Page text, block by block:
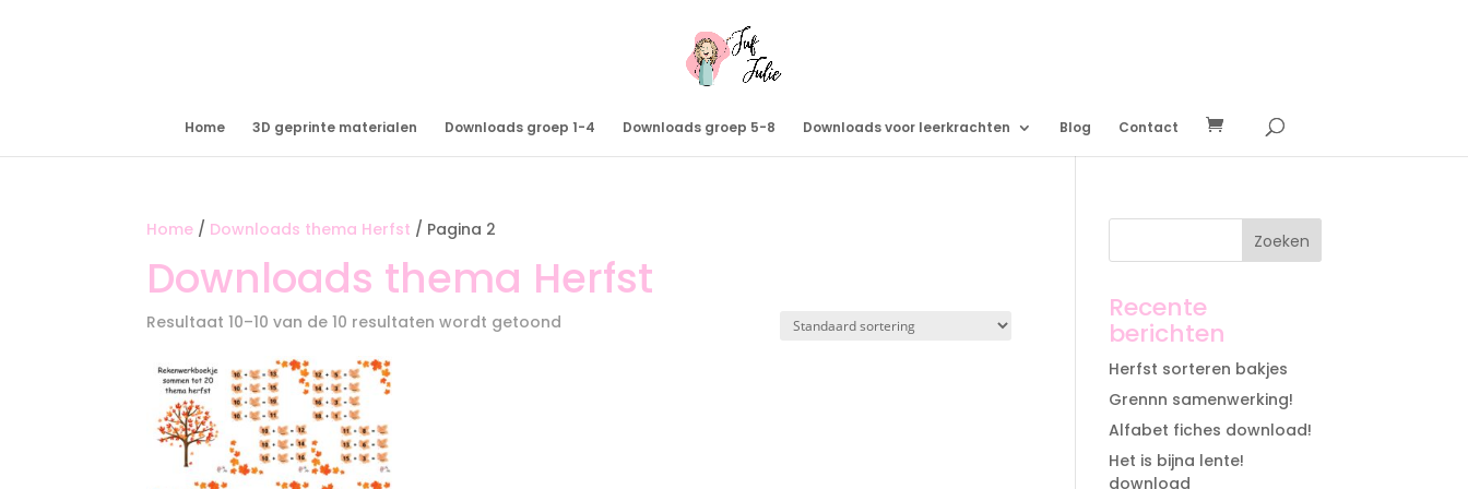
Home 3D geprinte materialen Downloads groep 1-4 Downloads groep 5-8 Downloads voor leerkrachten Blog Contact
Home / Downloads thema Herfst / Pagina 2
Downloads thema Herfst
Resultaat 10–10 van de 10 resultaten wordt getoond Recente
berichten
Herfst sorteren bakjes
Grennn samenwerking!
Alfabet fiches download!
Het is bijna lente!
download